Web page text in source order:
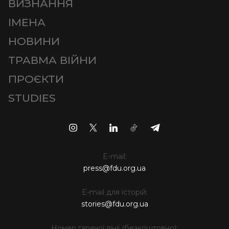
ВИЗНАННЯ
ІМЕНА
НОВИНИ
ТРАВМА ВІЙНИ
ПРОЄКТИ
STUDIES
E-mail:
press@fdu.org.ua
E-mail для історій:
stories@fdu.org.ua